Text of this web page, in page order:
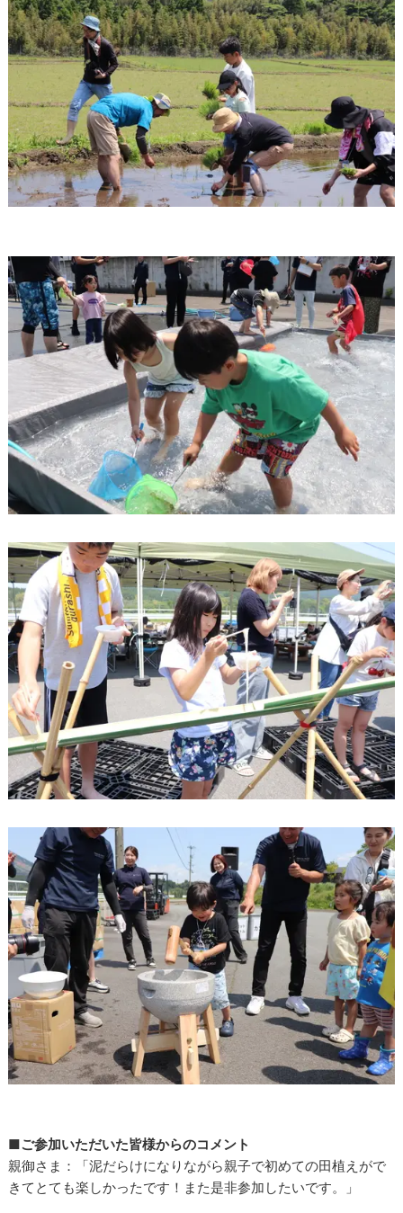
■ご参加いただいた皆様からのコメント
親御さま：「泥だらけになりながら親子で初めての田植えがで
きてとても楽しかったです！また是非参加したいです。」